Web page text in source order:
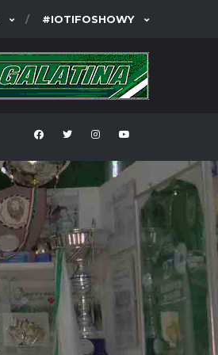
#IOTIFOSHOWY